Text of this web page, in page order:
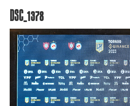
DSC_1378